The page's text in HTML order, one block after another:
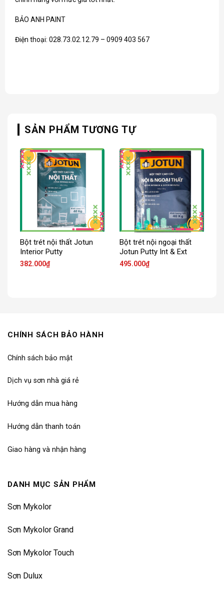
BẢO ANH PAINT
Điện thoại: 028.73.02.12.79 – 0909 403 567
SẢN PHẨM TƯƠNG TỰ
Bột trét nội thất Jotun
Interior Putty
382.000₫
Bột trét nội ngoại thất
Jotun Putty Int & Ext
495.000₫
CHÍNH SÁCH BẢO HÀNH
Chính sách bảo mật
Dịch vụ sơn nhà giá rẻ
Hướng dẫn mua hàng
Hướng dẫn thanh toán
Giao hàng và nhận hàng
DANH MỤC SẢN PHẨM
Sơn Mykolor
Sơn Mykolor Grand
Sơn Mykolor Touch
Sơn Dulux